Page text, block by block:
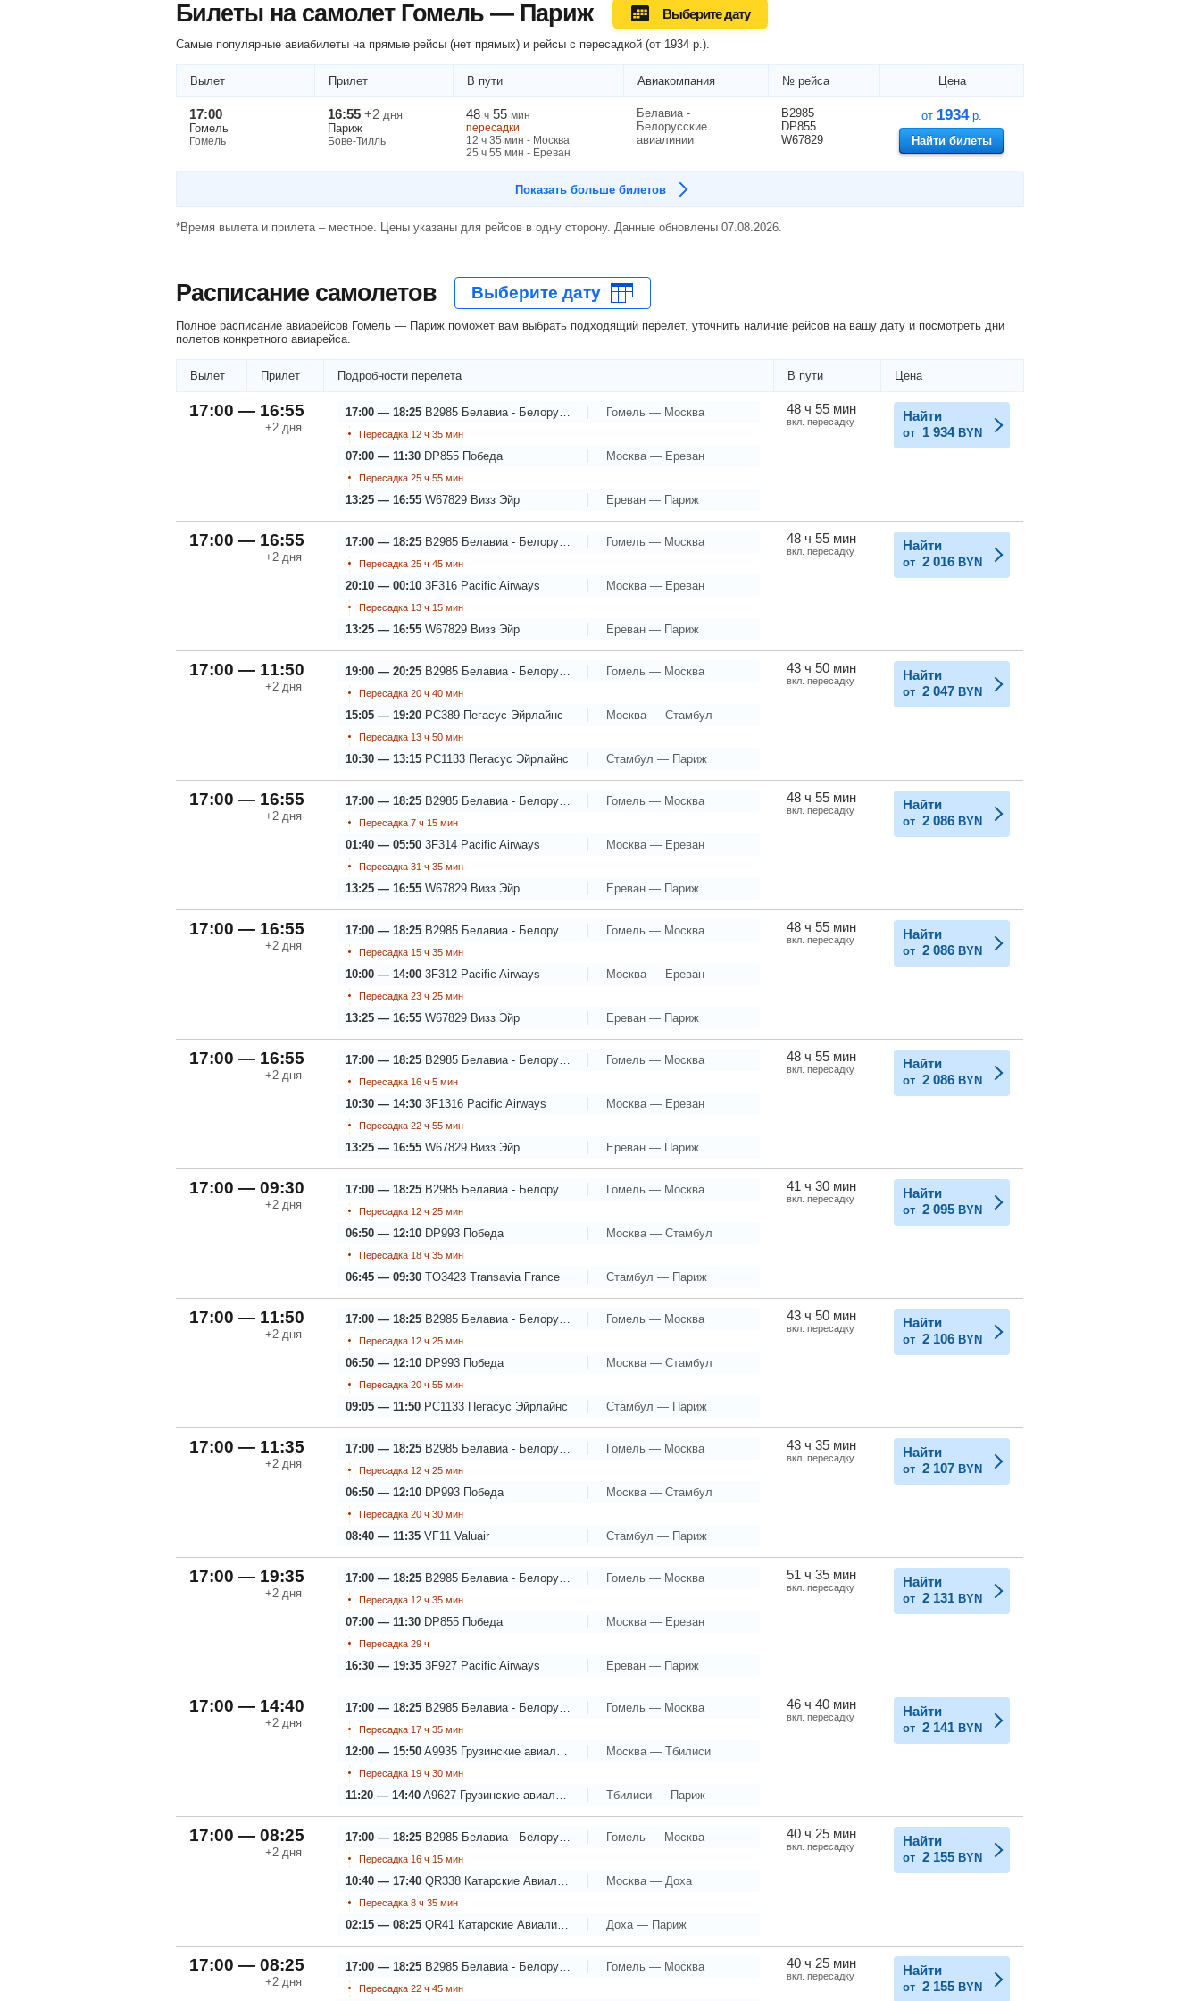
Билеты на самолет Гомель — Париж Выберите дату
Самые популярные авиабилеты на прямые рейсы (нет прямых) и рейсы с пересадкой (от 1934 р.).
Вылет Прилет В пути Авиакомпания № рейса Цена
17:00
Гомель
Гомель
16:55 +2 дня
Париж
Бове-Тилль
48 ч 55 мин
пересадки
12 ч 35 мин - Москва
25 ч 55 мин - Ереван
Белавиа -
Белорусские
авиалинии
B2985
DP855
W67829
от 1934 р.
Найти билеты
Показать больше билетов
*Время вылета и прилета – местное. Цены указаны для рейсов в одну сторону. Данные обновлены 07.08.2026.
Расписание самолетов
Полное расписание авиарейсов Гомель — Париж поможет вам выбрать подходящий перелет, уточнить наличие рейсов на вашу дату и посмотреть дни
полетов конкретного авиарейса.
Вылет Прилет Подробности перелета В пути Цена
17:00 — 16:55
+2 дня
17:00 — 18:25 B2985 Белавиа - Белорусские авиалинии Гомель — Москва
Пересадка 12 ч 35 мин
07:00 — 11:30 DP855 Победа Москва — Ереван
Пересадка 25 ч 55 мин
13:25 — 16:55 W67829 Визз Эйр Ереван — Париж
48 ч 55 мин
вкл. пересадку Найти
от 1 934 BYN
17:00 — 16:55
+2 дня
17:00 — 18:25 B2985 Белавиа - Белорусские авиалинии Гомель — Москва
Пересадка 25 ч 45 мин
20:10 — 00:10 3F316 Pacific Airways Москва — Ереван
Пересадка 13 ч 15 мин
13:25 — 16:55 W67829 Визз Эйр Ереван — Париж
48 ч 55 мин
вкл. пересадку Найти
от 2 016 BYN
17:00 — 11:50
+2 дня
19:00 — 20:25 B2985 Белавиа - Белорусские авиалинии Гомель — Москва
Пересадка 20 ч 40 мин
15:05 — 19:20 PC389 Пегасус Эйрлайнс Москва — Стамбул
Пересадка 13 ч 50 мин
10:30 — 13:15 PC1133 Пегасус Эйрлайнс Стамбул — Париж
43 ч 50 мин
вкл. пересадку Найти
от 2 047 BYN
17:00 — 16:55
+2 дня
17:00 — 18:25 B2985 Белавиа - Белорусские авиалинии Гомель — Москва
Пересадка 7 ч 15 мин
01:40 — 05:50 3F314 Pacific Airways Москва — Ереван
Пересадка 31 ч 35 мин
13:25 — 16:55 W67829 Визз Эйр Ереван — Париж
48 ч 55 мин
вкл. пересадку Найти
от 2 086 BYN
17:00 — 16:55
+2 дня
17:00 — 18:25 B2985 Белавиа - Белорусские авиалинии Гомель — Москва
Пересадка 15 ч 35 мин
10:00 — 14:00 3F312 Pacific Airways Москва — Ереван
Пересадка 23 ч 25 мин
13:25 — 16:55 W67829 Визз Эйр Ереван — Париж
48 ч 55 мин
вкл. пересадку Найти
от 2 086 BYN
17:00 — 16:55
+2 дня
17:00 — 18:25 B2985 Белавиа - Белорусские авиалинии Гомель — Москва
Пересадка 16 ч 5 мин
10:30 — 14:30 3F1316 Pacific Airways Москва — Ереван
Пересадка 22 ч 55 мин
13:25 — 16:55 W67829 Визз Эйр Ереван — Париж
48 ч 55 мин
вкл. пересадку Найти
от 2 086 BYN
17:00 — 09:30
+2 дня
17:00 — 18:25 B2985 Белавиа - Белорусские авиалинии Гомель — Москва
Пересадка 12 ч 25 мин
06:50 — 12:10 DP993 Победа Москва — Стамбул
Пересадка 18 ч 35 мин
06:45 — 09:30 TO3423 Transavia France Стамбул — Париж
41 ч 30 мин
вкл. пересадку Найти
от 2 095 BYN
17:00 — 11:50
+2 дня
17:00 — 18:25 B2985 Белавиа - Белорусские авиалинии Гомель — Москва
Пересадка 12 ч 25 мин
06:50 — 12:10 DP993 Победа Москва — Стамбул
Пересадка 20 ч 55 мин
09:05 — 11:50 PC1133 Пегасус Эйрлайнс Стамбул — Париж
43 ч 50 мин
вкл. пересадку Найти
от 2 106 BYN
17:00 — 11:35
+2 дня
17:00 — 18:25 B2985 Белавиа - Белорусские авиалинии Гомель — Москва
Пересадка 12 ч 25 мин
06:50 — 12:10 DP993 Победа Москва — Стамбул
Пересадка 20 ч 30 мин
08:40 — 11:35 VF11 Valuair Стамбул — Париж
43 ч 35 мин
вкл. пересадку Найти
от 2 107 BYN
17:00 — 19:35
+2 дня
17:00 — 18:25 B2985 Белавиа - Белорусские авиалинии Гомель — Москва
Пересадка 12 ч 35 мин
07:00 — 11:30 DP855 Победа Москва — Ереван
Пересадка 29 ч
16:30 — 19:35 3F927 Pacific Airways Ереван — Париж
51 ч 35 мин
вкл. пересадку Найти
от 2 131 BYN
17:00 — 14:40
+2 дня
17:00 — 18:25 B2985 Белавиа - Белорусские авиалинии Гомель — Москва
Пересадка 17 ч 35 мин
12:00 — 15:50 A9935 Грузинские авиалинии Москва — Тбилиси
Пересадка 19 ч 30 мин
11:20 — 14:40 A9627 Грузинские авиалинии Тбилиси — Париж
46 ч 40 мин
вкл. пересадку Найти
от 2 141 BYN
17:00 — 08:25
+2 дня
17:00 — 18:25 B2985 Белавиа - Белорусские авиалинии Гомель — Москва
Пересадка 16 ч 15 мин
10:40 — 17:40 QR338 Катарские Авиалинии Москва — Доха
Пересадка 8 ч 35 мин
02:15 — 08:25 QR41 Катарские Авиалинии Доха — Париж
40 ч 25 мин
вкл. пересадку Найти
от 2 155 BYN
17:00 — 08:25
+2 дня
17:00 — 18:25 B2985 Белавиа - Белорусские авиалинии Гомель — Москва
Пересадка 22 ч 45 мин
40 ч 25 мин
вкл. пересадку Найти
от 2 155 BYN